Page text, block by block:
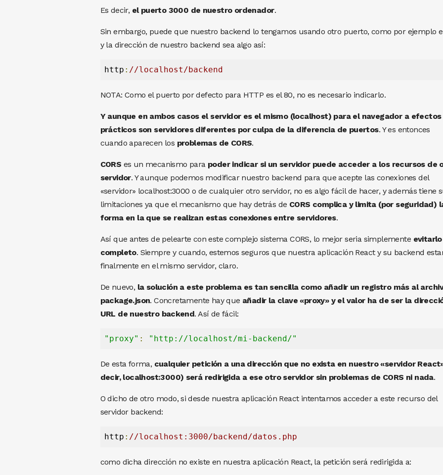
Es decir, el puerto 3000 de nuestro ordenador.
Sin embargo, puede que nuestro backend lo tengamos usando otro puerto, como por ejemplo
y la dirección de nuestro backend sea algo así:
http : //localhost/backend
NOTA: Como el puerto por defecto para HTTP es el 80, no es necesario indicarlo.
Y aunque en ambos casos el servidor es el mismo (localhost) para el navegador a efectos
prácticos son servidores diferentes por culpa de la diferencia de puertos. Y es entonces
cuando aparecen los problemas de CORS.
CORS es un mecanismo para poder indicar si un servidor puede acceder a los recursos de
servidor. Y aunque podemos modificar nuestro backend para que acepte las conexiones del
«servidor» localhost:3000 o de cualquier otro servidor, no es algo fácil de hacer, y además tiene
limitaciones ya que el mecanismo que hay detrás de CORS complica y limita (por seguridad)
forma en la que se realizan estas conexiones entre servidores.
Así que antes de pelearte con este complejo sistema CORS, lo mejor seria simplemente
completo. Siempre y cuando, estemos seguros que nuestra aplicación React y su backend
finalmente en el mismo servidor, claro.
De nuevo, la solución a este problema es tan sencilla como añadir un registro más al
package.json. Concretamente hay que añadir la clave «proxy» y el valor ha de ser la
URL de nuestro backend. Así de fácil:
"proxy" : "http://localhost/mi-backend/"
De esta forma, cualquier petición a una dirección que no exista en nuestro «servidor
decir, localhost:3000) será redirigida a ese otro servidor sin problemas de CORS ni nada.
O dicho de otro modo, si desde nuestra aplicación React intentamos acceder a este recurso del
servidor backend:
http : //localhost:3000/backend/datos.php
como dicha dirección no existe en nuestra aplicación React, la petición será redirigida a: